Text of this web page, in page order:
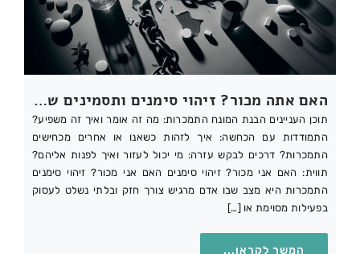
האם אתה מכור? זיהוי סימנים ותסמינים של התמכרות
תוכן העניינים הבנת המונח התמכרות: מה זה אומר ואיך זה משפיע?
התמודדות עם הכחשה: איך לזהות כשאנו או אחרים מכחישים
התמכרות? דרכים לבקש עזרה: מי יכול לעזור ואיך לפנות אליהם?
תווית: האם אני מכור? זיהוי סימנים האם אני מכור? זיהוי סימנים
התמכרות היא מצב שבו אדם מרגיש צורך חזק ובלתי נשלט לעסוק
בפעילות מסוימת או […]
המשך לקראו...